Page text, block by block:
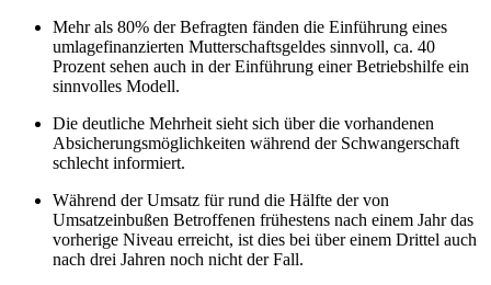
Mehr als 80% der Befragten fänden die Einführung eines
umlagefinanzierten Mutterschaftsgeldes sinnvoll, ca. 40
Prozent sehen auch in der Einführung einer Betriebshilfe ein
sinnvolles Modell.
Die deutliche Mehrheit sieht sich über die vorhandenen
Absicherungsmöglichkeiten während der Schwangerschaft
schlecht informiert.
Während der Umsatz für rund die Hälfte der von
Umsatzeinbußen Betroffenen frühestens nach einem Jahr das
vorherige Niveau erreicht, ist dies bei über einem Drittel auch
nach drei Jahren noch nicht der Fall.